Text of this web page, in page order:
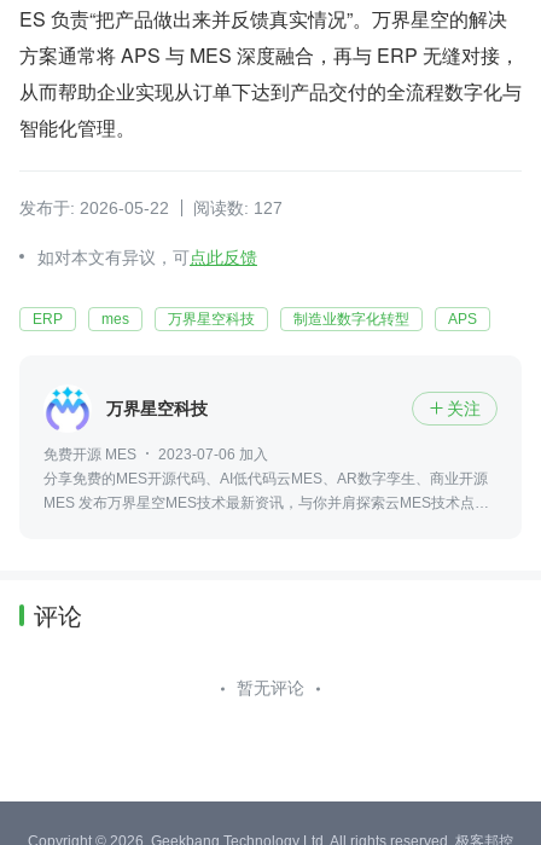
ES 负责“把产品做出来并反馈真实情况”。万界星空的解决
方案通常将 APS 与 MES 深度融合，再与 ERP 无缝对接，
从而帮助企业实现从订单下达到产品交付的全流程数字化与
智能化管理。
发布于: 2026-05-22 阅读数: 127
如对本文有异议，可点此反馈
ERP mes 万界星空科技 制造业数字化转型 APS
万界星空科技  关注
免费开源 MES
2023-07-06 加入
分享免费的MES开源代码、AI低代码云MES、AR数字孪生、商业开源
MES 发布万界星空MES技术最新资讯，与你并肩探索云MES技术点滴
评论
暂无评论
Copyright © 2026, Geekbang Technology Ltd. All rights reserved. 极客邦控